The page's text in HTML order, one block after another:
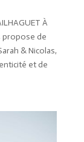
À
propose de
& Nicolas,
et de